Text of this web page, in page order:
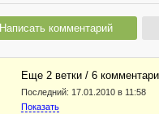
Написать комментарий
Еще 2 ветки / 6
Последний: 17.01.2010 в 11:58
Показать